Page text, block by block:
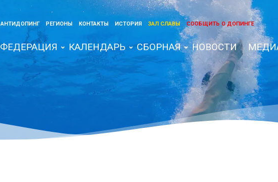
АНТИДОПИНГ РЕГИОНЫ КОНТАКТЫ ИСТОРИЯ ЗАЛ СЛАВЫ СООБЩИТЬ О ДОПИНГЕ
ФЕДЕРАЦИЯ КАЛЕНДАРЬ СБОРНАЯ НОВОСТИ